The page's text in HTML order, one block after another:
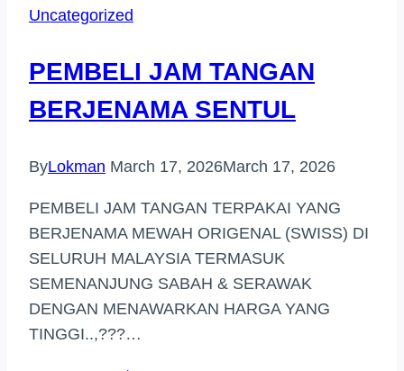
DI
TUN
RAZAK)
Uncategorized
PEMBELI JAM TANGAN
BERJENAMA SENTUL
ByLokman March 17, 2026March 17, 2026
PEMBELI JAM TANGAN TERPAKAI YANG
BERJENAMA MEWAH ORIGENAL (SWISS) DI
SELURUH MALAYSIA TERMASUK
SEMENANJUNG SABAH & SERAWAK
DENGAN MENAWARKAN HARGA YANG
TINGGI..,???…